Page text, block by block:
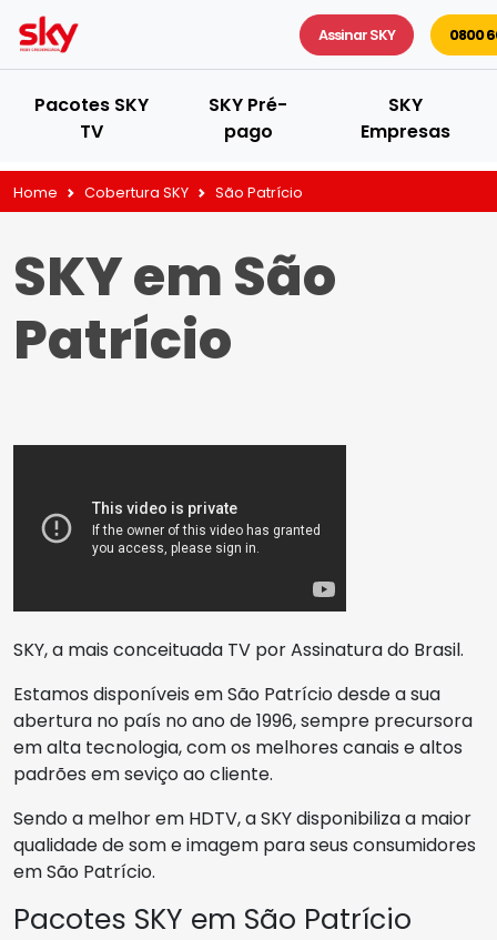
Assinar SKY 0800
Pacotes SKY
TV
SKY Pré-
pago
SKY
Empresas
Home Cobertura SKY São Patrício
SKY em São
Patrício
SKY, a mais conceituada TV por Assinatura do Brasil.
Estamos disponíveis em São Patrício desde a sua
abertura no país no ano de 1996, sempre precursora
em alta tecnologia, com os melhores canais e altos
padrões em seviço ao cliente.
Sendo a melhor em HDTV, a SKY disponibiliza a maior
qualidade de som e imagem para seus consumidores
em São Patrício.
Pacotes SKY em São Patrício